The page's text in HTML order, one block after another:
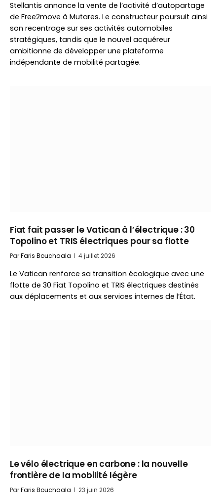
Stellantis annonce la vente de l’activité d’autopartage
de Free2move à Mutares. Le constructeur poursuit ainsi
son recentrage sur ses activités automobiles
stratégiques, tandis que le nouvel acquéreur
ambitionne de développer une plateforme
indépendante de mobilité partagée.
Fiat fait passer le Vatican à l’électrique : 30
Topolino et TRIS électriques pour sa flotte
ParFaris Bouchaala 4 juillet 2026
Le Vatican renforce sa transition écologique avec une
flotte de 30 Fiat Topolino et TRIS électriques destinés
aux déplacements et aux services internes de l’État.
Le vélo électrique en carbone : la nouvelle
frontière de la mobilité légère
ParFaris Bouchaala 23 juin 2026